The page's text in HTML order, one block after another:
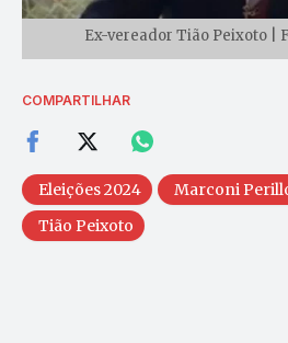
Ex-vereador Tião Peixoto |
COMPARTILHAR
Eleições 2024 Marconi
Tião Peixoto